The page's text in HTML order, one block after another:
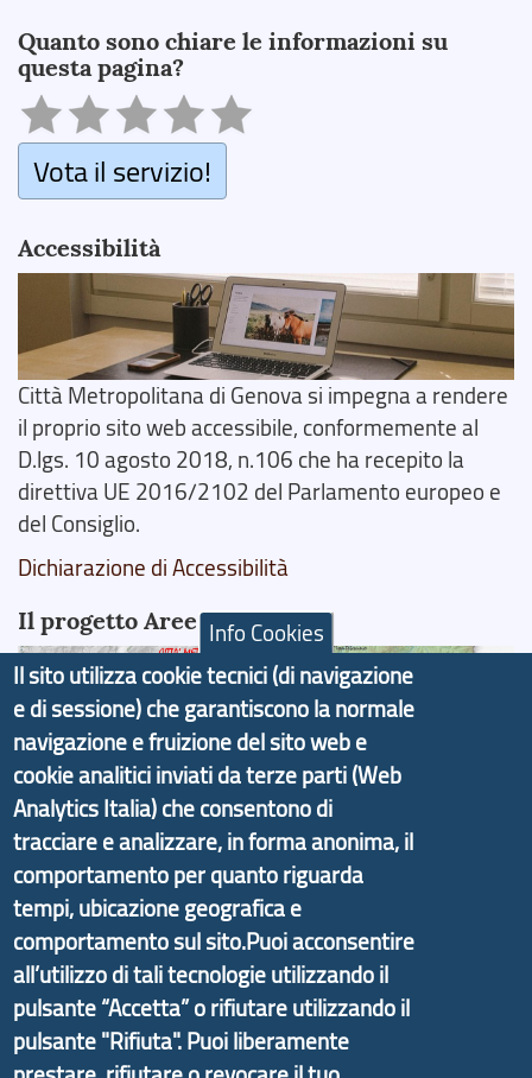
Quanto sono chiare le informazioni su
questa pagina?
Vota il servizio!
Accessibilità
Città Metropolitana di Genova si impegna a rendere
il proprio sito web accessibile, conformemente al
D.lgs. 10 agosto 2018, n.106 che ha recepito la
direttiva UE 2016/2102 del Parlamento europeo e
del Consiglio.
Dichiarazione di Accessibilità
Il progetto Aree Interne
Il portale di marketing territoriale e sviluppo locale
di Genova Città Metropolitana si è sviluppato a
partire dal progetto nazionale Aree Interne
promosso dal Dipartimento per lo Sviluppo
Economico e finalizzato al rilancio socio-economico
delle valli dell’entroterra. In particolare fornisce
informazioni ed aggiornamenti sulla Strategia
d'Area Antola-Tigullio, in collaborazione con Regione
Liguria ed ANCI Liguria.
Info Cookies
Il sito utilizza cookie tecnici (di navigazione
e di sessione) che garantiscono la normale
navigazione e fruizione del sito web e
cookie analitici inviati da terze parti (Web
Analytics Italia) che consentono di
tracciare e analizzare, in forma anonima, il
comportamento per quanto riguarda
tempi, ubicazione geografica e
comportamento sul sito.Puoi acconsentire
all’utilizzo di tali tecnologie utilizzando il
pulsante “Accetta” o rifiutare utilizzando il
pulsante "Rifiuta". Puoi liberamente